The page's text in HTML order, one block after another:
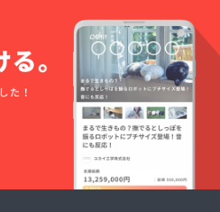
支援
時、必
ず備考
欄に掲
載ご希
望の企
業名を
ご記入
くださ
意事項]
ロゴや
バナー
ば幸い
です。
■ ログ
露出 以
下の場
面でロ
ゴまた
は企業
名を掲
します
・ 2025
年公式